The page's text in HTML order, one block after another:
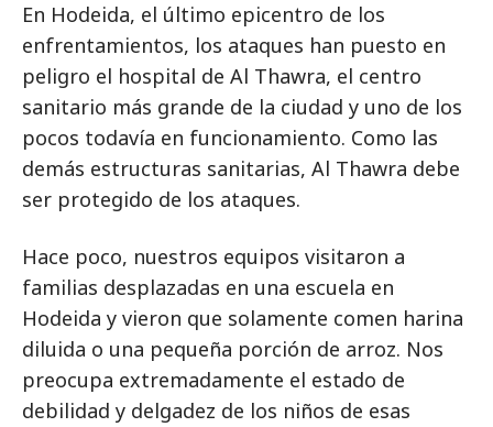
En Hodeida, el último epicentro de los
enfrentamientos, los ataques han puesto en
peligro el hospital de Al Thawra, el centro
sanitario más grande de la ciudad y uno de los
pocos todavía en funcionamiento. Como las
demás estructuras sanitarias, Al Thawra debe
ser protegido de los ataques.
Hace poco, nuestros equipos visitaron a
familias desplazadas en una escuela en
Hodeida y vieron que solamente comen harina
diluida o una pequeña porción de arroz. Nos
preocupa extremadamente el estado de
debilidad y delgadez de los niños de esas